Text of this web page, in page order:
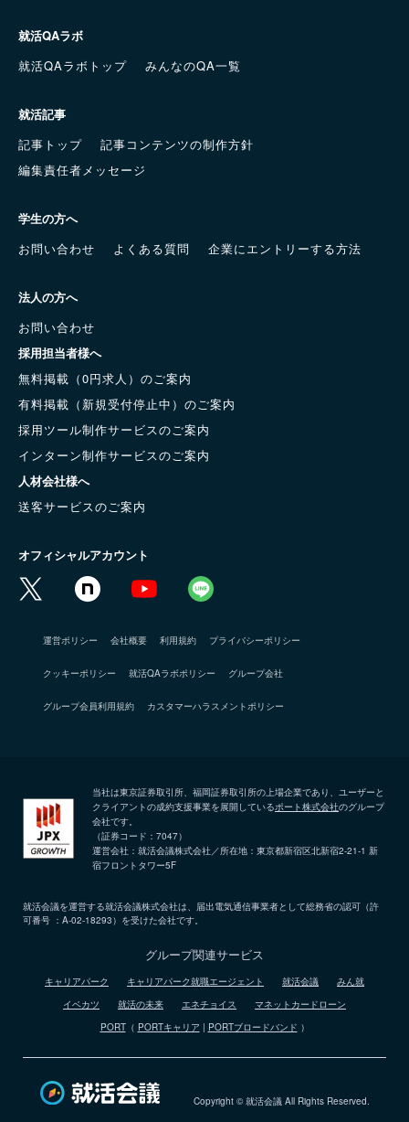
就活QAラボ
就活QAラボトップ
みんなのQA一覧
就活記事
記事トップ
記事コンテンツの制作方針
編集責任者メッセージ
学生の方へ
お問い合わせ
よくある質問 企業にエントリーする方法
法人の方へ
お問い合わせ
採用担当者様へ
無料掲載（0円求人）のご案内
有料掲載（新規受付停止中）のご案内
採用ツール制作サービスのご案内
インターン制作サービスのご案内
人材会社様へ
送客サービスのご案内
オフィシャルアカウント
運営ポリシー 会社概要 利用規約 プライバシーポリシー
クッキーポリシー 就活QAラボポリシー グループ会社
グループ会員利用規約 カスタマーハラスメントポリシー
当社は東京証券取引所、福岡証券取引所の上場企業であり、ユーザーと
クライアントの成約支援事業を展開しているポート株式会社のグループ
会社です。
（証券コード：7047）
運営会社：就活会議株式会社／所在地：東京都新宿区北新宿2-21-1 新
宿フロントタワー5F
就活会議を運営する就活会議株式会社は、届出電気通信事業者として総務省の認可（許
可番号 ：A-02-18293）を受けた会社です。